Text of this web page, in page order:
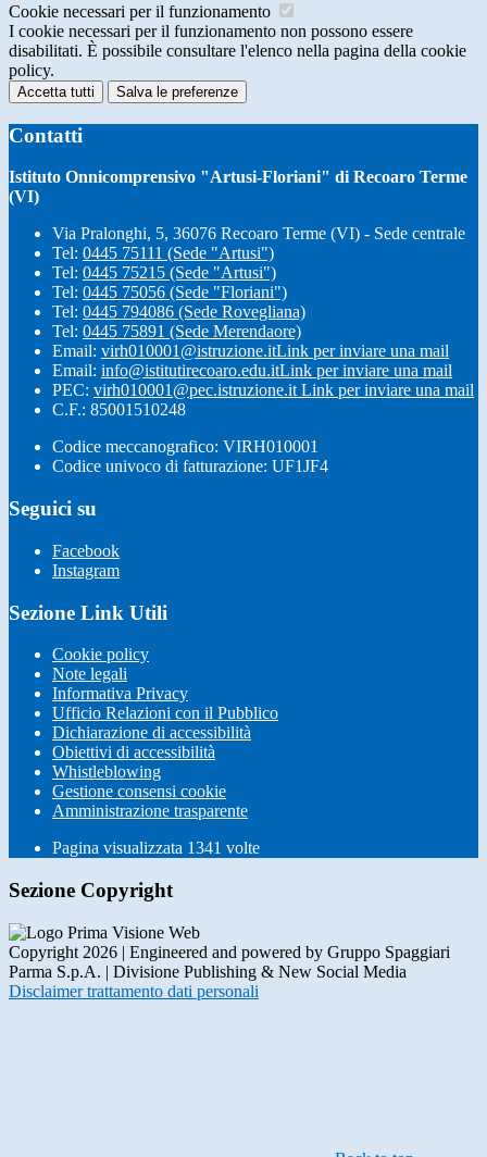
Cookie necessari per il funzionamento
I cookie necessari per il funzionamento non possono essere
disabilitati. È possibile consultare l'elenco nella pagina della cookie
policy.
Accetta tutti Salva le preferenze
Contatti
Istituto Onnicomprensivo "Artusi-Floriani" di Recoaro Terme
(VI)
Via Pralonghi, 5, 36076 Recoaro Terme (VI) - Sede centrale
Tel: 0445 75111 (Sede "Artusi")
Tel: 0445 75215 (Sede "Artusi")
Tel: 0445 75056 (Sede "Floriani")
Tel: 0445 794086 (Sede Rovegliana)
Tel: 0445 75891 (Sede Merendaore)
Email: virh010001@istruzione.itLink per inviare una mail
Email: info@istitutirecoaro.edu.itLink per inviare una mail
PEC: virh010001@pec.istruzione.it Link per inviare una mail
C.F.: 85001510248
Codice meccanografico: VIRH010001
Codice univoco di fatturazione: UF1JF4
Seguici su
Facebook
Instagram
Sezione Link Utili
Cookie policy
Note legali
Informativa Privacy
Ufficio Relazioni con il Pubblico
Dichiarazione di accessibilità
Obiettivi di accessibilità
Whistleblowing
Gestione consensi cookie
Amministrazione trasparente
Pagina visualizzata 1341 volte
Sezione Copyright
Copyright 2026 | Engineered and powered by Gruppo Spaggiari
Parma S.p.A. | Divisione Publishing & New Social Media
Disclaimer trattamento dati personali